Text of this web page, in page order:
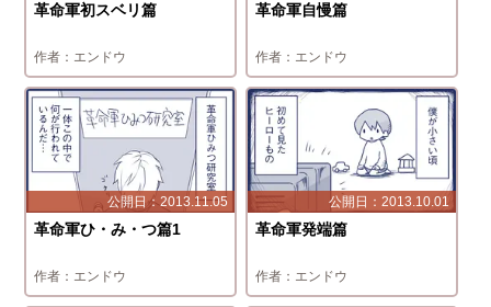
革命軍初スベリ篇
エンドウ
革命軍自慢篇
エンドウ
2013.11.05
革命軍ひ・み・つ篇1
エンドウ
2013.10.01
革命軍発端篇
エンドウ